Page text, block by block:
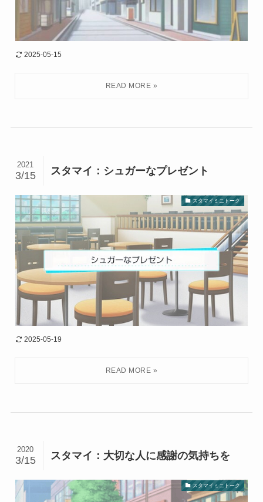
2025-05-15
スタマイ：シュガーなプレゼント
2021
3/15
スタマイミニトーク
2025-05-19
スタマイ：大切な人に感謝の気持ちを
2020
3/15
スタマイミニトーク